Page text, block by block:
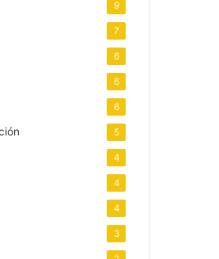
9
7
6
6
6
5
4
4
4
3